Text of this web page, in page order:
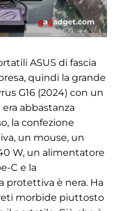
ASUS di fascia
quindi la grande
G16 (2024) con un
abbastanza
la confezione
un mouse, un
W, un alimentatore
C e la
protettiva è nera. Ha
morbide piuttosto